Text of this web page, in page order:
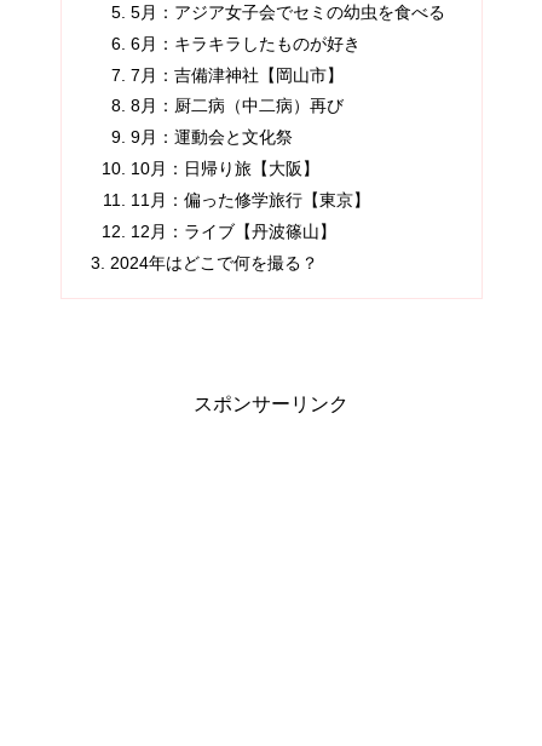
5月：アジア女子会でセミの幼虫を食べる
6月：キラキラしたものが好き
7月：吉備津神社【岡山市】
8月：厨二病（中二病）再び
9月：運動会と文化祭
10月：日帰り旅【大阪】
11月：偏った修学旅行【東京】
12月：ライブ【丹波篠山】
2024年はどこで何を撮る？
スポンサーリンク